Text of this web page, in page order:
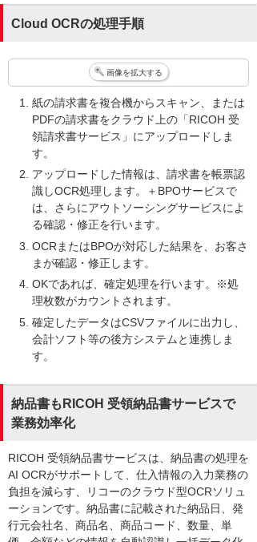
Cloud OCRの処理手順
画像を拡大する
紙の請求書を複合機からスキャン、または
PDFの請求書をクラウド上の「RICOH 受
領請求書サービス」にアップロードしま
す。
アップロードした情報は、請求書を帳票認
識しOCR処理します。＋BPOサービスで
は、さらにアウトソーシングサービスによ
る確認・修正を行います。
OCRまたはBPOが対応した結果を、お客さ
まが確認・修正します。
OKであれば、確定処理を行います。※処
理枚数がカウントされます。
確定したデータはCSVファイルに出力し、
会計ソフト等の後方システムと連携しま
す。
納品書もRICOH 受領納品書サービスで
業務効率化
RICOH 受領納品書サービスは、納品書の処理を
AI OCRがサポートして、仕入情報の入力業務の
負担を減らす、リコーのクラウド型OCRソリュ
ーションです。納品書に記載された納品日、発
行元会社名、商品名、商品コード、数量、単